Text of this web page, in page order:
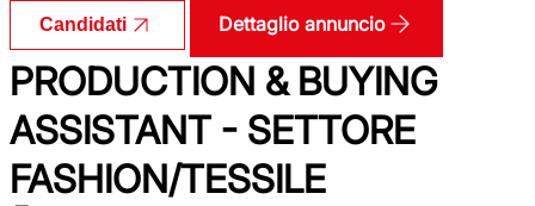
Candidati Dettaglio annuncio
PRODUCTION & BUYING
ASSISTANT - SETTORE
FASHION/TESSILE